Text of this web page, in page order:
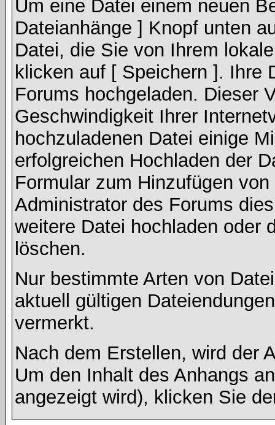
Um eine Datei einem neuen
Dateianhänge ] Knopf unten
Datei, die Sie von Ihrem
klicken auf [ Speichern ]. Ihre
Forums hochgeladen. Dieser
Geschwindigkeit Ihrer
hochzuladenen Datei einige
erfolgreichen Hochladen der
Formular zum Hinzufügen
Administrator des Forums
weitere Datei hochladen oder
löschen.
Nur bestimmte Arten von
aktuell gültigen
vermerkt.
Nach dem Erstellen, wird der
Um den Inhalt des Anhangs
angezeigt wird), klicken Sie